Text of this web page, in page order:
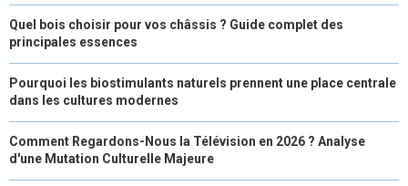
Quel bois choisir pour vos châssis ? Guide complet des
principales essences
Pourquoi les biostimulants naturels prennent une place centrale
dans les cultures modernes
Comment Regardons-Nous la Télévision en 2026 ? Analyse
d'une Mutation Culturelle Majeure